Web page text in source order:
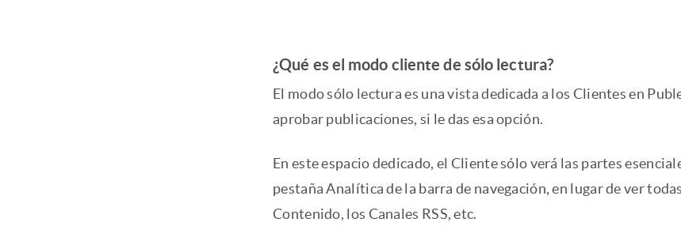
¿Qué es el modo cliente de sólo lectura?
El modo sólo lectura es una vista dedicada a los Clientes en
aprobar publicaciones, si le das esa opción.
En este espacio dedicado, el Cliente sólo verá las partes
pestaña Analítica de la barra de navegación, en lugar de ver
Contenido, los Canales RSS, etc.